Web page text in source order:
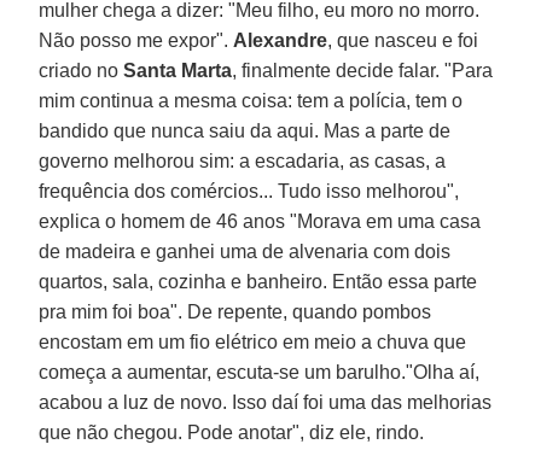
mulher chega a dizer: "Meu filho, eu moro no morro.
Não posso me expor". Alexandre, que nasceu e foi
criado noSanta Marta, finalmente decide falar. "Para
mim continua a mesma coisa: tem a polícia, tem o
bandido que nunca saiu da aqui. Mas a parte de
governo melhorou sim: a escadaria, as casas, a
frequência dos comércios... Tudo isso melhorou",
explica o homem de 46 anos "Morava em uma casa
de madeira e ganhei uma de alvenaria com dois
quartos, sala, cozinha e banheiro. Então essa parte
pra mim foi boa". De repente, quando pombos
encostam em um fio elétrico em meio a chuva que
começa a aumentar, escuta-se um barulho."Olha aí,
acabou a luz de novo. Isso daí foi uma das melhorias
que não chegou. Pode anotar", diz ele, rindo.